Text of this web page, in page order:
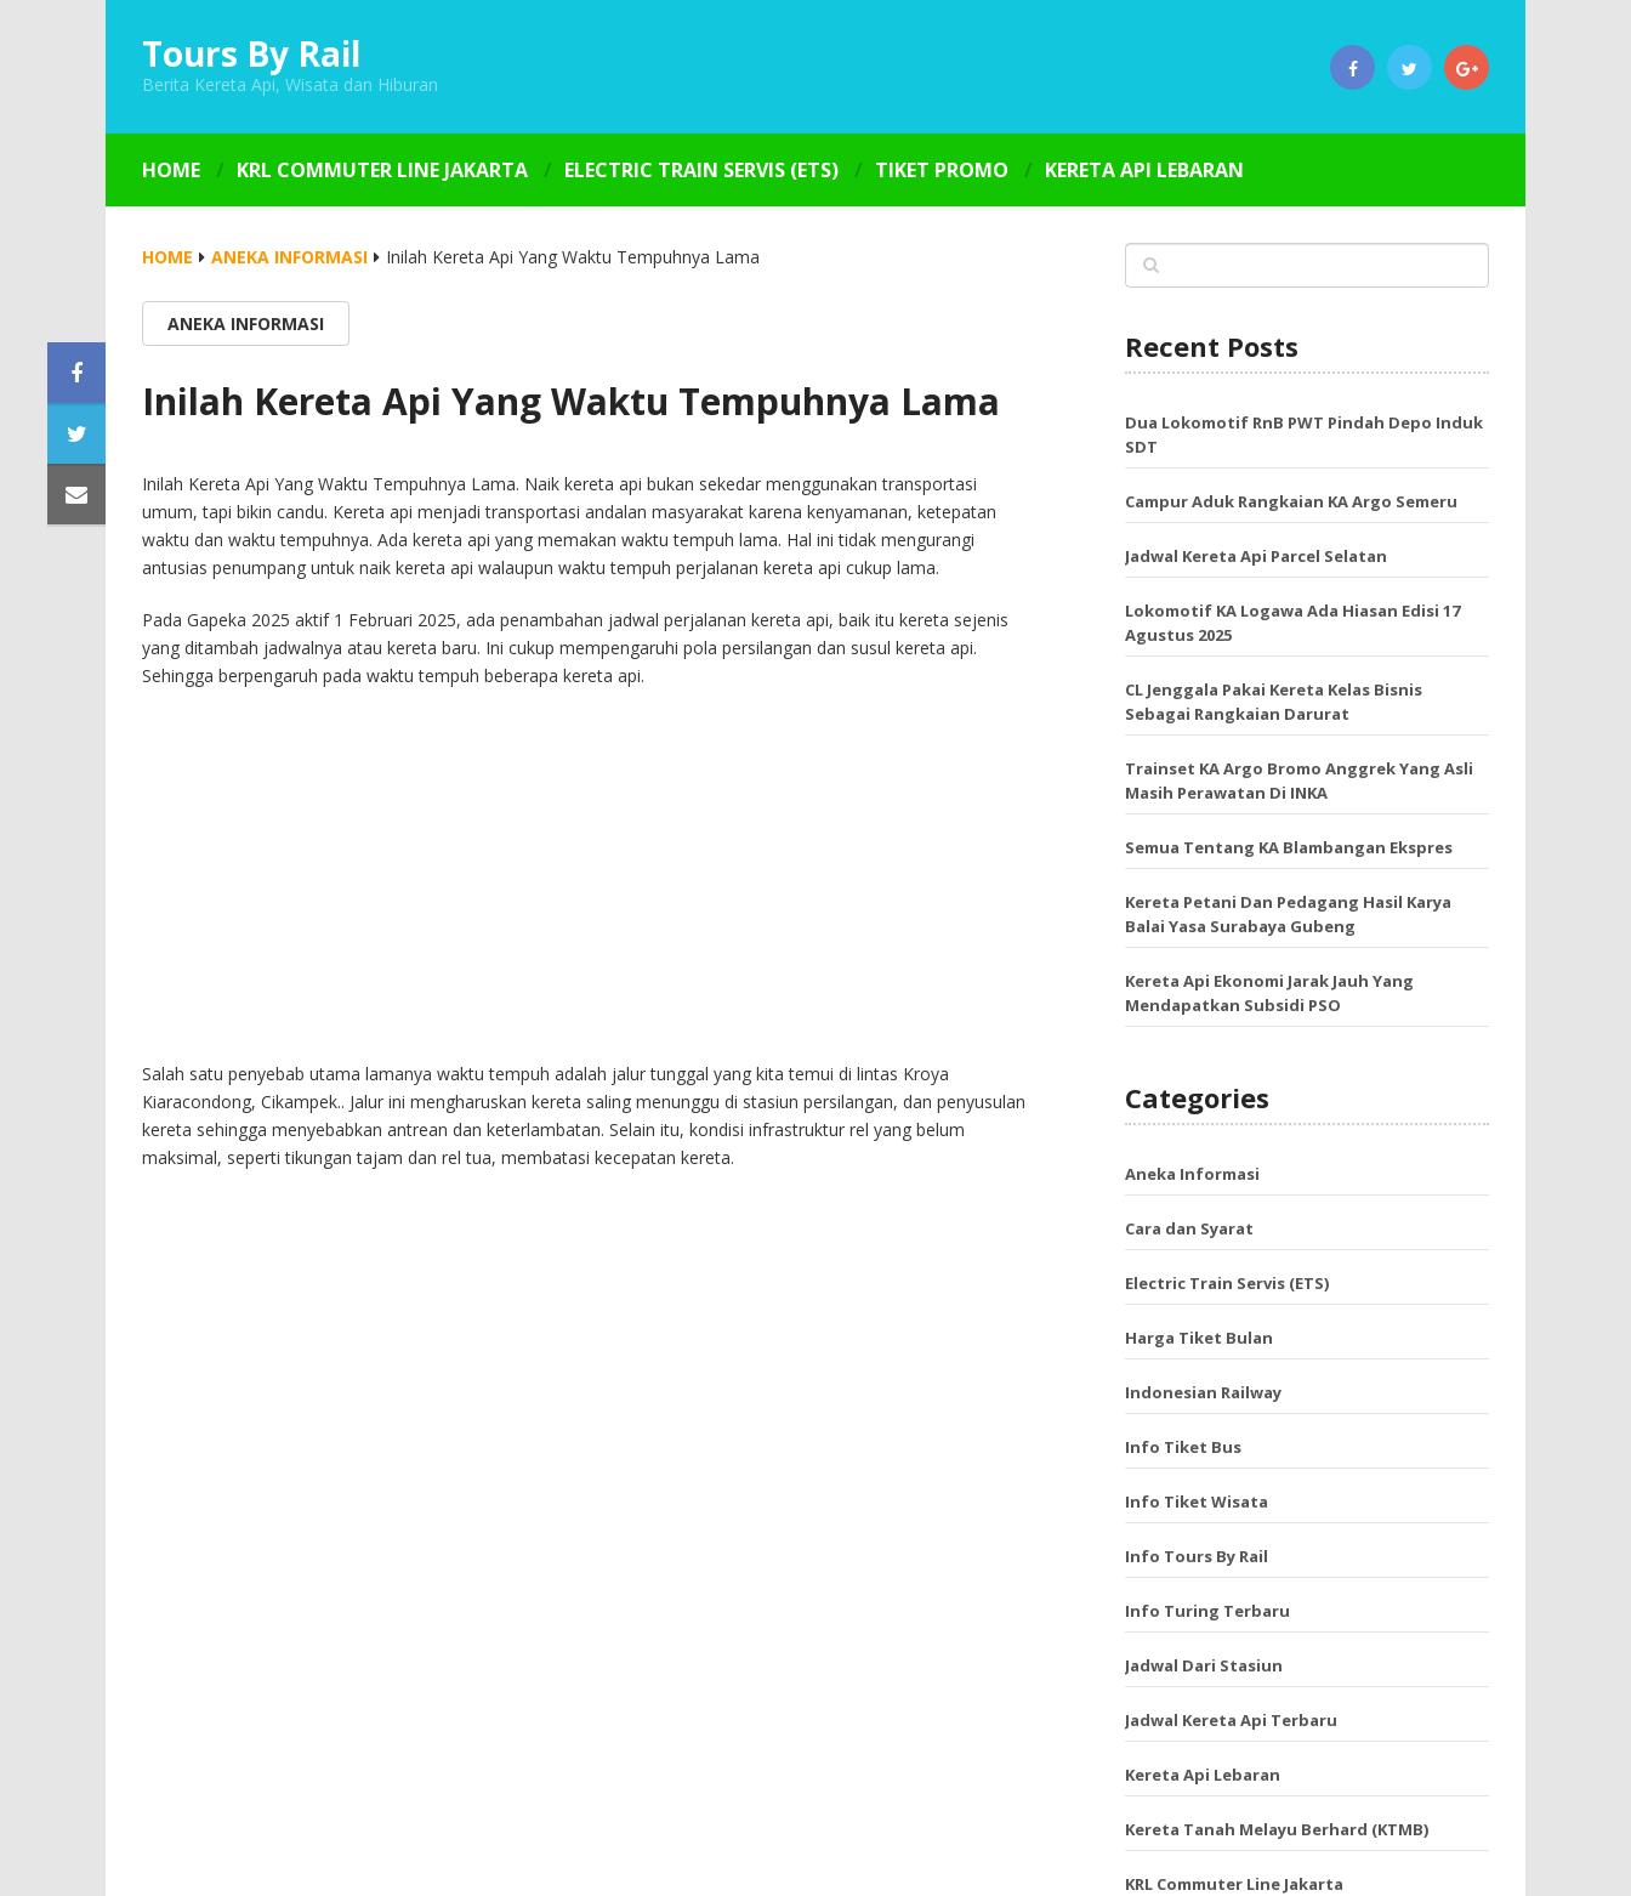
Tours By Rail
Berita Kereta Api, Wisata dan Hiburan
HOME KRL COMMUTER LINE JAKARTA ELECTRIC TRAIN SERVIS (ETS) TIKET PROMO KERETA API LEBARAN
HOME ANEKA INFORMASI Inilah Kereta Api Yang Waktu Tempuhnya Lama
ANEKA INFORMASI
Inilah Kereta Api Yang Waktu Tempuhnya Lama
Inilah Kereta Api Yang Waktu Tempuhnya Lama. Naik kereta api bukan sekedar menggunakan transportasi
umum, tapi bikin candu. Kereta api menjadi transportasi andalan masyarakat karena kenyamanan, ketepatan
waktu dan waktu tempuhnya. Ada kereta api yang memakan waktu tempuh lama. Hal ini tidak mengurangi
antusias penumpang untuk naik kereta api walaupun waktu tempuh perjalanan kereta api cukup lama.
Pada Gapeka 2025 aktif 1 Februari 2025, ada penambahan jadwal perjalanan kereta api, baik itu kereta sejenis
yang ditambah jadwalnya atau kereta baru. Ini cukup mempengaruhi pola persilangan dan susul kereta api.
Sehingga berpengaruh pada waktu tempuh beberapa kereta api.
Salah satu penyebab utama lamanya waktu tempuh adalah jalur tunggal yang kita temui di lintas Kroya
Kiaracondong, Cikampek.. Jalur ini mengharuskan kereta saling menunggu di stasiun persilangan, dan penyusulan
kereta sehingga menyebabkan antrean dan keterlambatan. Selain itu, kondisi infrastruktur rel yang belum
maksimal, seperti tikungan tajam dan rel tua, membatasi kecepatan kereta.
Recent Posts
Dua Lokomotif RnB PWT Pindah Depo Induk
SDT
Campur Aduk Rangkaian KA Argo Semeru
Jadwal Kereta Api Parcel Selatan
Lokomotif KA Logawa Ada Hiasan Edisi 17
Agustus 2025
CL Jenggala Pakai Kereta Kelas Bisnis
Sebagai Rangkaian Darurat
Trainset KA Argo Bromo Anggrek Yang Asli
Masih Perawatan Di INKA
Semua Tentang KA Blambangan Ekspres
Kereta Petani Dan Pedagang Hasil Karya
Balai Yasa Surabaya Gubeng
Kereta Api Ekonomi Jarak Jauh Yang
Mendapatkan Subsidi PSO
Categories
Aneka Informasi
Cara dan Syarat
Electric Train Servis (ETS)
Harga Tiket Bulan
Indonesian Railway
Info Tiket Bus
Info Tiket Wisata
Info Tours By Rail
Info Turing Terbaru
Jadwal Dari Stasiun
Jadwal Kereta Api Terbaru
Kereta Api Lebaran
Kereta Tanah Melayu Berhard (KTMB)
KRL Commuter Line Jakarta